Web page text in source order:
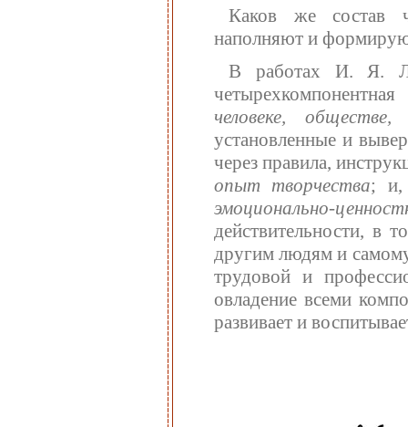
Каков же состав
наполняют и
В работах И. Я.
человеке,
установленные и
через правила,
опыт творчества; и,
эмоционально-
действительности, в
другим людям и
трудовой и
овладение всеми
развивает и